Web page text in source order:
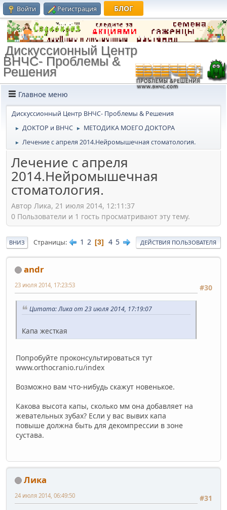
Войти Регистрация БЛОГ
Дискуссионный Центр
ВНЧС- Проблемы &
Решения
Главное меню
Дискуссионный Центр ВНЧС- Проблемы & Решения
► ДОКТОР и ВНЧС ► МЕТОДИКА МОЕГО ДОКТОРА
► Лечение с апреля 2014.Нейромышечная стоматология.
Лечение с апреля
2014.Нейромышечная
стоматология.
Автор Лика, 21 июля 2014, 12:11:37
0 Пользователи и 1 гость просматривают эту тему.
ВНИЗ Страницы 1 2 3 4 5 ДЕЙСТВИЯ ПОЛЬЗОВАТЕЛЯ
andr
#30
23 июля 2014, 17:23:53
Цитата: Лика от 23 июля 2014, 17:19:07
Капа жесткая
Попробуйте проконсультироваться тут
www.orthocranio.ru/index
Возможно вам что-нибудь скажут новенькое.
Какова высота капы, сколько мм она добавляет на
жевательных зубах? Если у вас вывих капа
повыше должна быть для декомпрессии в зоне
сустава.
Лика
#31
24 июля 2014, 06:49:50